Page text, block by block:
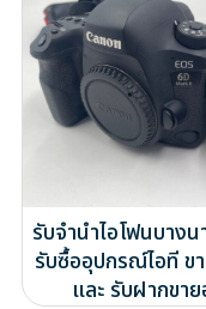
รับจำนำไอโฟนบาง
รับซื้ออุปกรณ์ไอที ข
และ รับฝากขา